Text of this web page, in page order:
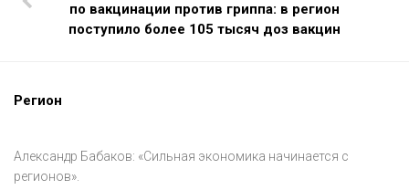
по вакцинации против гриппа: в регион
поступило более 105 тысяч доз вакцин
Регион
Александр Бабаков: «Сильная экономика начинается с
регионов».